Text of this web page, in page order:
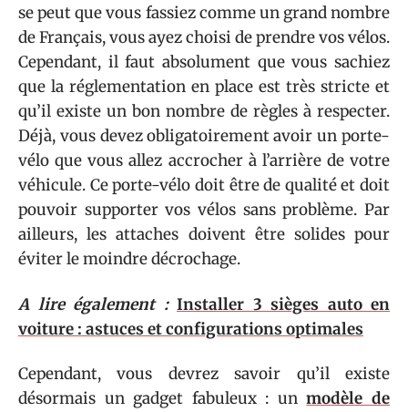
se peut que vous fassiez comme un grand nombre
de Français, vous ayez choisi de prendre vos vélos.
Cependant, il faut absolument que vous sachiez
que la réglementation en place est très stricte et
qu’il existe un bon nombre de règles à respecter.
Déjà, vous devez obligatoirement avoir un porte-
vélo que vous allez accrocher à l’arrière de votre
véhicule. Ce porte-vélo doit être de qualité et doit
pouvoir supporter vos vélos sans problème. Par
ailleurs, les attaches doivent être solides pour
éviter le moindre décrochage.
A lire également : Installer 3 sièges auto en
voiture : astuces et configurations optimales
Cependant, vous devrez savoir qu’il existe
désormais un gadget fabuleux : unmodèle de